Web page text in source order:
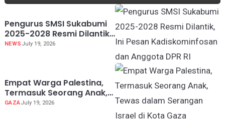
Pengurus SMSI Sukabumi
2025-2028 Resmi Dilantik,
Ini Pesan Kadiskominfosan
NEWS July 19, 2026
Empat Warga Palestina,
Termasuk Seorang Anak,
Tewas dalam Serangan
GAZAJuly 19, 2026